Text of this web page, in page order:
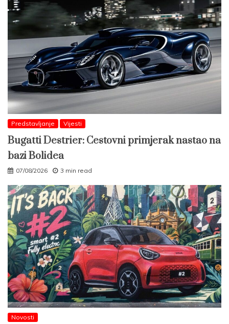
Predstavljanje Vijesti
Bugatti Destrier: Cestovni primjerak nastao na
bazi Bolidea
07/08/2026 3 min read
Novosti